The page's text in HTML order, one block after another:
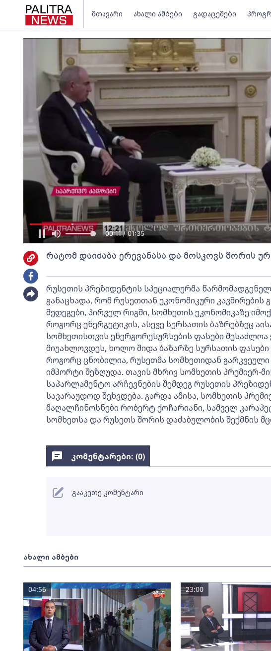
მთავარი ახალი ამბები გადაცემები
00:11 / 01:35
რატომ დაიძაბა ერევანასა და მოსკოვს შორის
რუსეთის პრეზიდენტის სპეციალურმა
განაცხადა, რომ რუსეთთან ეკონომიკური კავშირების
შედეგები, პირველ რიგში, სომხეთის ეკონომიკაზე
როგორც ენერგეტიკის, ასევე სურსათის ბაზრებზეც
სომხეთისთვის ენერგორესურსების ფასები
მიუახლოვდეს, ხოლო შიდა ბაზარზე სურსათის
როგორც ცნობილია, რუსეთმა სომხეთიდან
იმპორტი შეზღუდა. თავის მხრივ სომხეთის პრემიერ-
საპარლამენტო არჩევნების შემდეგ რუსეთის
სავარაუდოდ შეხვდება. გარდა ამისა, სომხეთის
მაღალჩინოსნები რობერტ ქოჩარიანი, სამველ
სომხეთსა და რუსეთს შორის დაძაბულობის შექმნის
ახალი ამბები
04:56 23:00
კომენტარები: (0)
გააკეთე კომენტარი